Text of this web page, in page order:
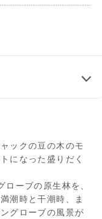
ックの豆の木のモ
になった盛りだく
ーブの原生林を、
潮時と干潮時、ま
グローブの風景が